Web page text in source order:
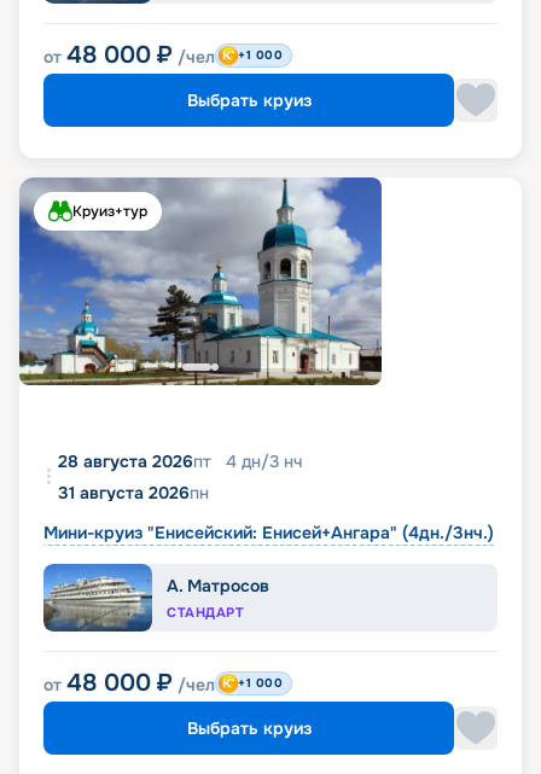
от 48 000 ₽ /чел +1 000
Выбрать круиз
Круиз+тур
28 августа 2026пт 4 дн/3 нч
31 августа 2026пн
Мини-круиз "Енисейский: Енисей+Ангара" (4дн./3нч.)
А. Матросов
СТАНДАРТ
от 48 000 ₽ /чел +1 000
Выбрать круиз